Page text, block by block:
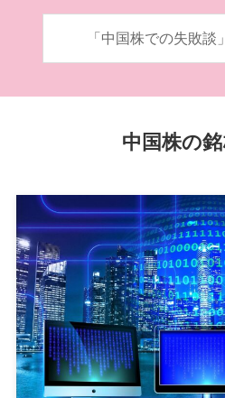
「中国株での失敗談
中国株の